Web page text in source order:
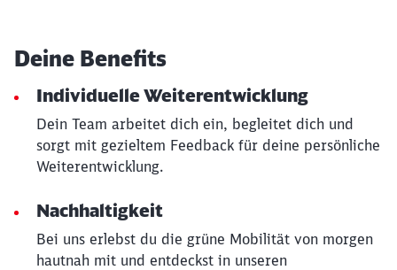
Deine Benefits
Individuelle Weiterentwicklung
Dein Team arbeitet dich ein, begleitet dich und
sorgt mit gezieltem Feedback für deine persönliche
Weiterentwicklung.
Nachhaltigkeit
Bei uns erlebst du die grüne Mobilität von morgen
hautnah mit und entdeckst in unseren
werden?
Abbrechen Weiter